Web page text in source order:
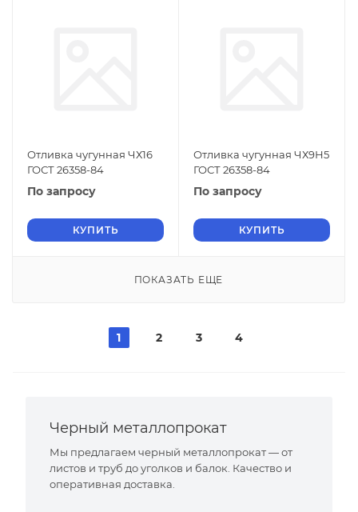
Отливка чугунная ЧХ16
ГОСТ 26358-84
По запросу
КУПИТЬ
Отливка чугунная ЧХ9Н5
ГОСТ 26358-84
По запросу
КУПИТЬ
ПОКАЗАТЬ ЕЩЕ
1 2 3 4
Черный металлопрокат
Мы предлагаем черный металлопрокат — от
листов и труб до уголков и балок. Качество и
оперативная доставка.